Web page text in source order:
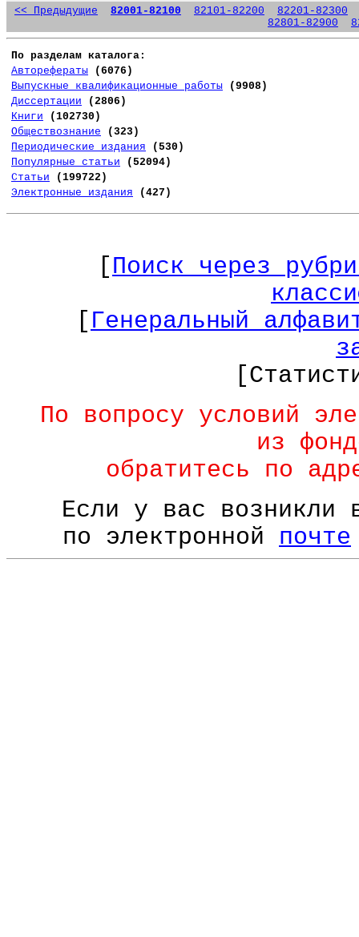
<< Предыдущие 82001-82100 82101-82200
82201-82300
82801-82900
По разделам каталога:
Авторефераты
(6076)
Выпускные квалификационные работы
(9908)
Диссертации
(2806)
Книги
(102730)
Обществознание
(323)
Периодические издания
(530)
Популярные статьи
(52094)
Статьи
(199722)
Электронные издания
(427)
[Поиск через
[ Генеральный
По вопросу условий
из
обратитесь по
Если у вас возникли
по электронной почте